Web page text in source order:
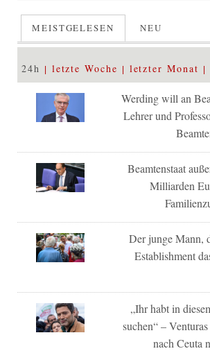
MEISTGELESEN NEU
24h letzte Woche letzter Monat
Werding will an
Lehrer und
Beamtenstaat
Milliarden
Der junge Mann,
Establishment
„Ihr habt in
suchen“ –
nach Ceuta